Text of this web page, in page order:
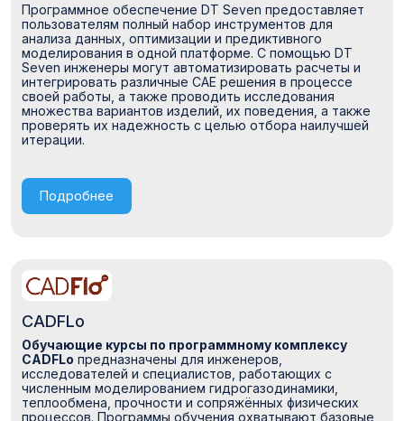
Программное обеспечение DT Seven предоставляет
пользователям полный набор инструментов для
анализа данных, оптимизации и предиктивного
моделирования в одной платформе. С помощью DT
Seven инженеры могут автоматизировать расчеты и
интегрировать различные CAE решения в процессе
своей работы, а также проводить исследования
множества вариантов изделий, их поведения, а также
проверять их надежность с целью отбора наилучшей
итерации.
Подробнее
CADFLo
Обучающие курсы по программному комплексу
CADFLo предназначены для инженеров,
исследователей и специалистов, работающих с
численным моделированием гидрогазодинамики,
теплообмена, прочности и сопряжённых физических
процессов. Программы обучения охватывают базовые